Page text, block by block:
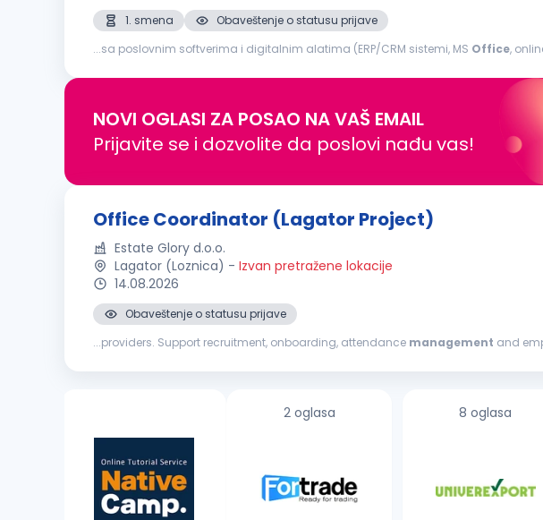
1. smena
Obaveštenje o statusu prijave
...sa poslovnim softverima i digitalnim alatima (ERP/CRM sistemi, MS Office, online
NOVI OGLASI ZA POSAO NA VAŠ EMAIL
Prijavite se i dozvolite da poslovi nađu vas!
Office Coordinator (Lagator Project)
Estate Glory d.o.o.
Lagator (Loznica) - Izvan pretražene lokacije
14.08.2026
Obaveštenje o statusu prijave
...providers. Support recruitment, onboarding, attendance management and
2 oglasa 8 oglasa